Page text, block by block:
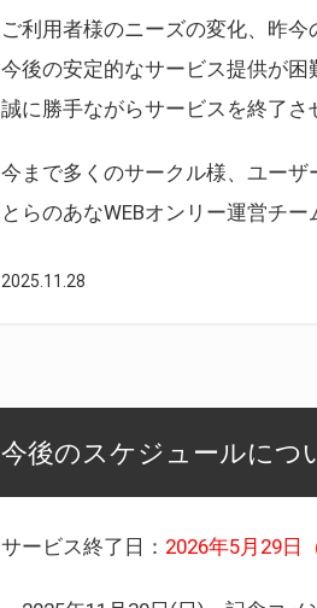
ご利用者様のニーズの変化、昨
今後の安定的なサービス提供が困
誠に勝手ながらサービスを終了さ
今まで多くのサークル様、ユー
とらのあなWEBオンリー運営チ
2025.11.28
今後のスケジュールにつ
サービス終了日： 2026年5月29日